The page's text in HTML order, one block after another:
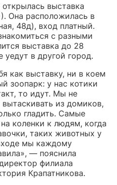
выставка
Она расположилась в
48д), вход платный.
с разными
выставка до 28
в другой город.
как выставку, ни в коем
зоопарк: у нас котики
то идут. Мы не
из домиков,
гладить. Самые
коленки к людям, когда
таких животных у
мы каждому
— пояснила
филиала
Крапатникова.